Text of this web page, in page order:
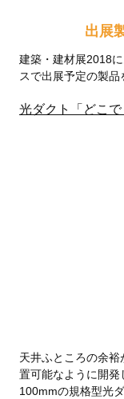
出展
建築・建材展2018
スで出展予定の製品
光ダクト「どこで
天井ふところの余
置可能なように開発
100mmの規格型光